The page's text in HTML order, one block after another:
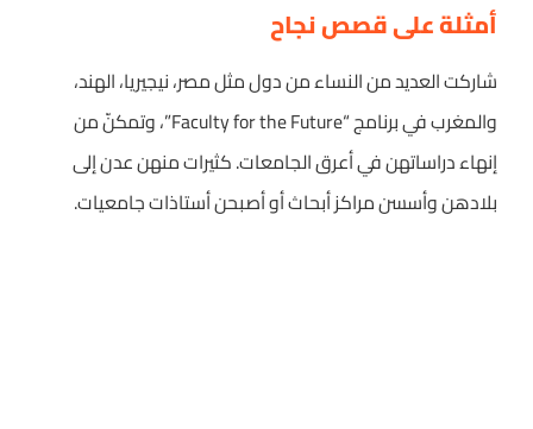
أمثلة على قصص نجاح
شاركت العديد من النساء من دول مثل مصر، نيجيريا، الهند،
والمغرب في برنامج “Faculty for the Future”، وتمكنّ من
إنهاء دراساتهن في أعرق الجامعات. كثيرات منهن عدن إلى
بلادهن وأسسن مراكز أبحاث أو أصبحن أستاذات جامعيات.